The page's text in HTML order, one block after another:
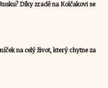
Díky zradě na Kolčakovi se
na celý život, který chytne za